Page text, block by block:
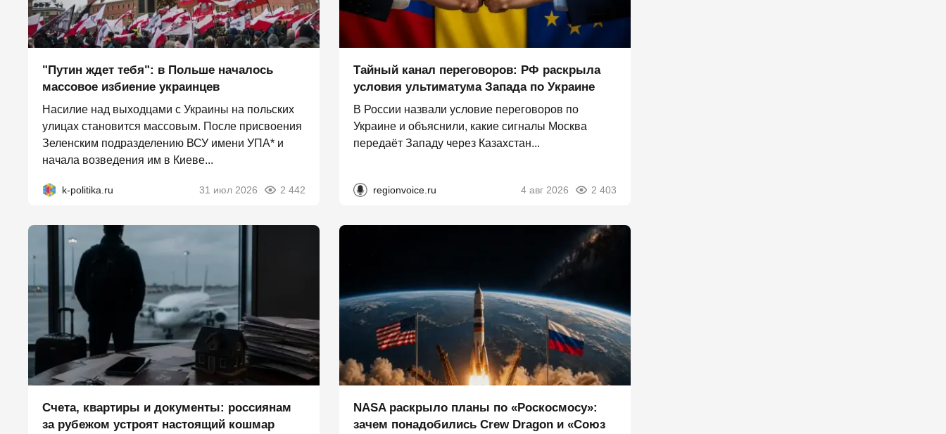
"Путин ждет тебя": в Польше началось
массовое избиение украинцев
Насилие над выходцами с Украины на польских
улицах становится массовым. После присвоения
Зеленским подразделению ВСУ имени УПА* и
начала возведения им в Киеве...
k-politika.ru 31 июл 2026 2 442
Тайный канал переговоров: РФ раскрыла
условия ультиматума Запада по Украине
В России назвали условие переговоров по
Украине и объяснили, какие сигналы Москва
передаёт Западу через Казахстан...
regionvoice.ru 4 авг 2026 2 403
Счета, квартиры и документы: россиянам
за рубежом устроят настоящий кошмар
NASA раскрыло планы по «Роскосмосу»:
зачем понадобились Crew Dragon и «Союз